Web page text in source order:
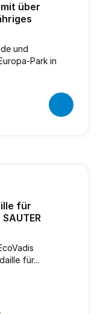
über
und
Park in
für
für...